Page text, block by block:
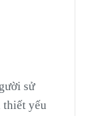
sử
thiết yếu